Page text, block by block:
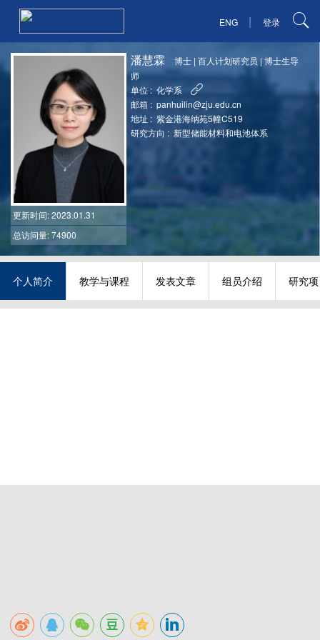
ENG | 登录
更新时间: 2023.01.31
总访问量: 74900
潘慧霖 博士 |百人计划研究员 |博士生导
师
单位 : 化学系
邮箱 : panhuilin@zju.edu.cn
地址 : 紫金港海纳苑5幢C519
研究方向 : 新型储能材料和电池体系
个人简介 教学与课程 发表文章 组员介绍 研究